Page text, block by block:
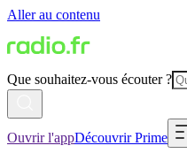
Aller au contenu
Que souhaitez-vous écouter ?
Ouvrir l'appDécouvrir Prime